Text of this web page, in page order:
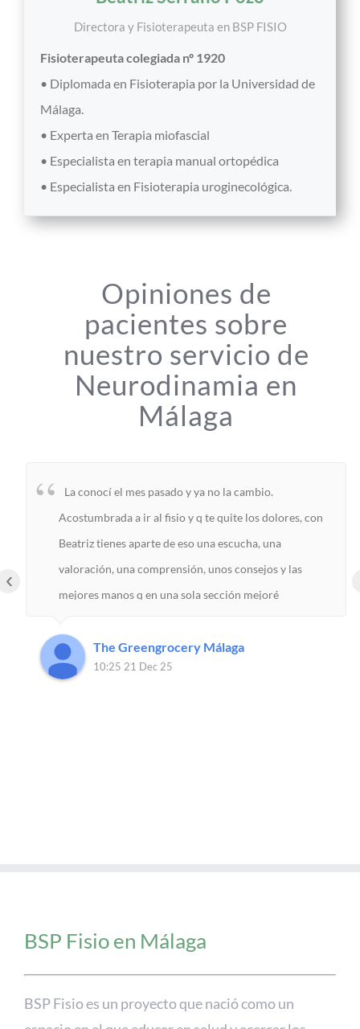
Directora y Fisioterapeuta en BSP FISIO
Fisioterapeuta colegiada nº 1920
• Diplomada en Fisioterapia por la Universidad de
Málaga.
• Experta en Terapia miofascial
• Especialista en terapia manual ortopédica
• Especialista en Fisioterapia uroginecológica.
Opiniones de
pacientes sobre
nuestro servicio de
Neurodinamia en
Málaga
La conocí el mes pasado y ya no la cambio.
Acostumbrada a ir al fisio y q te quite los dolores, con
Beatriz tienes aparte de eso una escucha, una
valoración, una comprensión, unos consejos y las
mejores manos q en una sola sección mejoré
Gracias!The Greengrocery Málaga
10:25 21 Dec 25
‹
BSP Fisio en Málaga
BSP Fisio es un proyecto que nació como un